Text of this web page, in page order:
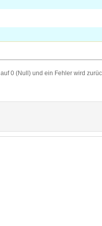
0 (Null) und ein Fehler wird